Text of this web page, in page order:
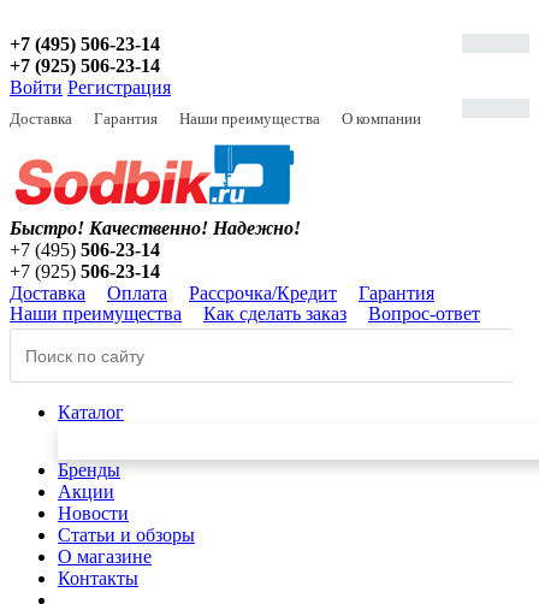
+7 (495) 506-23-14
+7 (925) 506-23-14
Войти Регистрация
Доставка Гарантия Наши преимущества О компании
Быстро! Качественно! Надежно!
+7 (495) 506-23-14
+7 (925) 506-23-14
Доставка
Оплата Рассрочка/Кредит
Гарантия
Наши преимущества
Как сделать заказ Вопрос-ответ
Каталог
Бренды
Акции
Новости
Статьи и обзоры
О магазине
Контакты